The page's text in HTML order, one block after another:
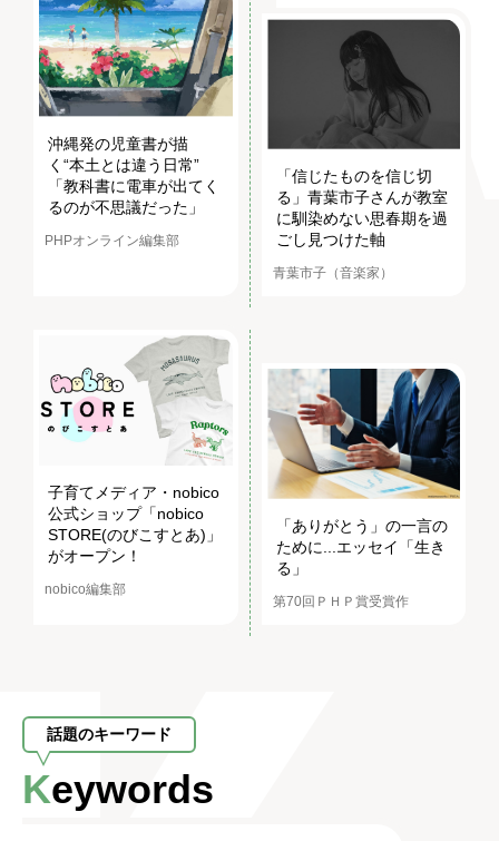
沖縄発の児童書が描
く“本土とは違う日常”
「教科書に電車が出てく
るのが不思議だった」
PHPオンライン編集部
「信じたものを信じ切
る」青葉市子さんが教室
に馴染めない思春期を過
ごし見つけた軸
青葉市子（音楽家）
子育てメディア・nobico
公式ショップ「nobico
STORE(のびこすとあ)」
がオープン！
nobico編集部
「ありがとう」の一言の
ために...エッセイ「生き
る」
第70回ＰＨＰ賞受賞作
話題のキーワード
Keywords